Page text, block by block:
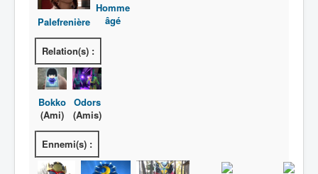
Palefrenière
Homme
âgé
Relation(s) :
Bokko
(Ami)
Odors
(Amis)
Ennemi(s) :